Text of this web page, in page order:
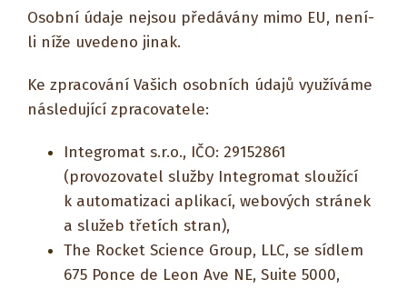
Osobní údaje nejsou předávány mimo EU, není-
li níže uvedeno jinak.
Ke zpracování Vašich osobních údajů využíváme
následující zpracovatele:
Integromat s.r.o., IČO: 29152861
(provozovatel služby Integromat sloužící
k automatizaci aplikací, webových stránek
a služeb třetích stran),
The Rocket Science Group, LLC, se sídlem
675 Ponce de Leon Ave NE, Suite 5000,